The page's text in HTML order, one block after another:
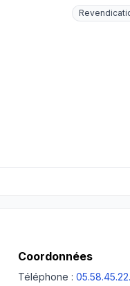
Coordonnées
Téléphone :